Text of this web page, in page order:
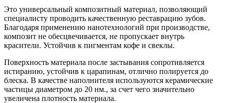
Это универсальный композитный материал, позволяющий
специалисту проводить качественную реставрацию зубов.
Благодаря применению нанотехнологий при производстве,
композит не обесцвечивается, не пропускает внутрь
красители. Устойчив к пигментам кофе и свеклы.
Поверхность материала после застывания сопротивляется
истиранию, устойчив к царапинам, отлично полируется до
блеска. В качестве наполнителя используются керамические
частицы диаметром до 20 нм., за счет чего значительно
увеличена плотность материала.